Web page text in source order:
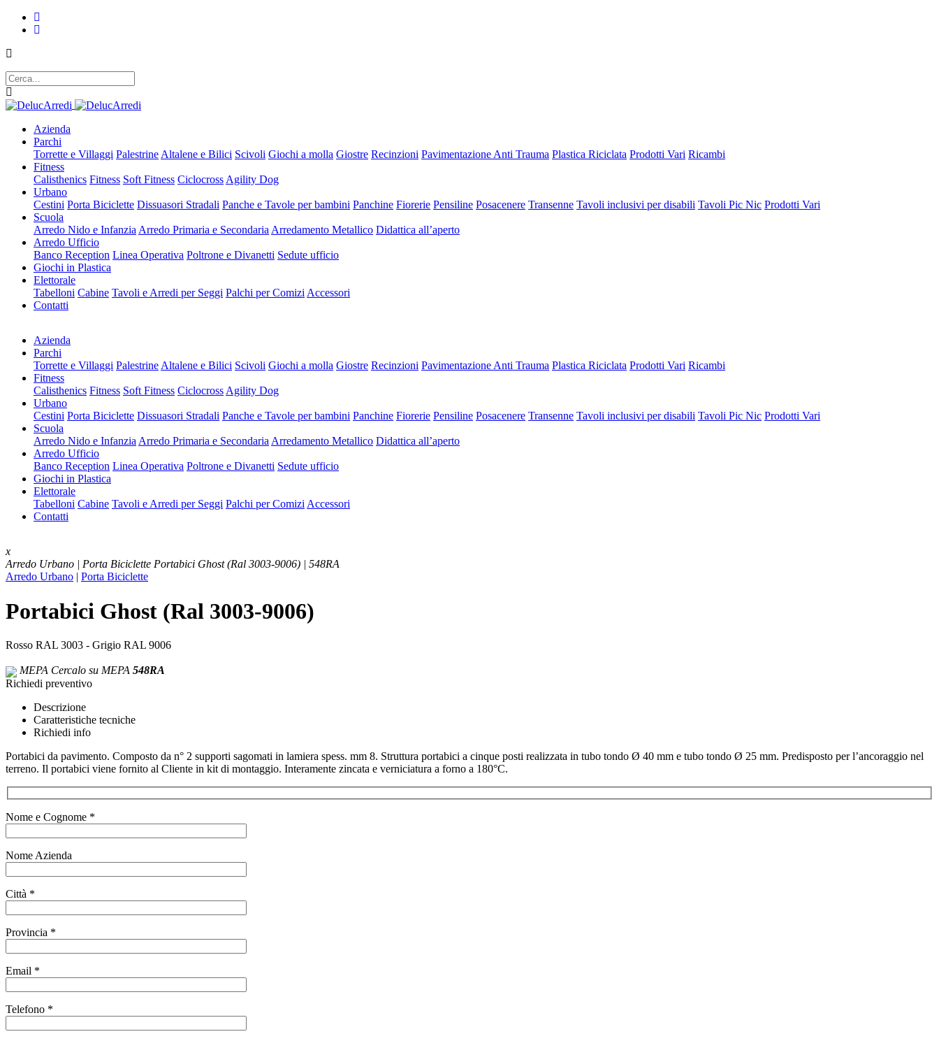
Azienda
Parchi
Torrette e Villaggi Palestrine Altalene e Bilici Scivoli Giochi a molla Giostre Recinzioni Pavimentazione Anti Trauma Plastica Riciclata Prodotti Vari Ricambi
Fitness
Calisthenics Fitness Soft Fitness Ciclocross Agility Dog
Urbano
Cestini Porta Biciclette Dissuasori Stradali Panche e Tavole per bambini Panchine Fiorerie Pensiline Posacenere Transenne Tavoli inclusivi per disabili Tavoli Pic Nic Prodotti Vari
Scuola
Arredo Nido e Infanzia Arredo Primaria e Secondaria Arredamento Metallico Didattica all’aperto
Arredo Ufficio
Banco Reception Linea Operativa Poltrone e Divanetti Sedute ufficio
Giochi in Plastica
Elettorale
Tabelloni Cabine Tavoli e Arredi per Seggi Palchi per Comizi Accessori
Contatti
Azienda
Parchi
Torrette e Villaggi Palestrine Altalene e Bilici Scivoli Giochi a molla Giostre Recinzioni Pavimentazione Anti Trauma Plastica Riciclata Prodotti Vari Ricambi
Fitness
Calisthenics Fitness Soft Fitness Ciclocross Agility Dog
Urbano
Cestini Porta Biciclette Dissuasori Stradali Panche e Tavole per bambini Panchine Fiorerie Pensiline Posacenere Transenne Tavoli inclusivi per disabili Tavoli Pic Nic Prodotti Vari
Scuola
Arredo Nido e Infanzia Arredo Primaria e Secondaria Arredamento Metallico Didattica all’aperto
Arredo Ufficio
Banco Reception Linea Operativa Poltrone e Divanetti Sedute ufficio
Giochi in Plastica
Elettorale
Tabelloni Cabine Tavoli e Arredi per Seggi Palchi per Comizi Accessori
Contatti
x
Arredo Urbano | Porta Biciclette Portabici Ghost (Ral 3003-9006) | 548RA
Arredo Urbano | Porta Biciclette
Portabici Ghost (Ral 3003-9006)
Rosso RAL 3003 - Grigio RAL 9006
MEPA Cercalo su MEPA 548RA
Richiedi preventivo
Descrizione
Caratteristiche tecniche
Richiedi info
Portabici da pavimento. Composto da n° 2 supporti sagomati in lamiera spess. mm 8. Struttura portabici a cinque posti realizzata in tubo tondo Ø 40 mm e tubo tondo Ø 25 mm. Predisposto per l’ancoraggio nel
terreno. Il portabici viene fornito al Cliente in kit di montaggio. Interamente zincata e verniciatura a forno a 180°C.
Nome e Cognome *
Nome Azienda
Città *
Provincia *
Email *
Telefono *